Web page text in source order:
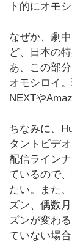
ト的にオモ
なぜか、劇
ど、日本の
あ、この部
オモシロイ
NEXTや
ちなみに、
タントビデ
配信ライン
ているので
たい。また
ズン、偶数
ズンが変わ
ていない場